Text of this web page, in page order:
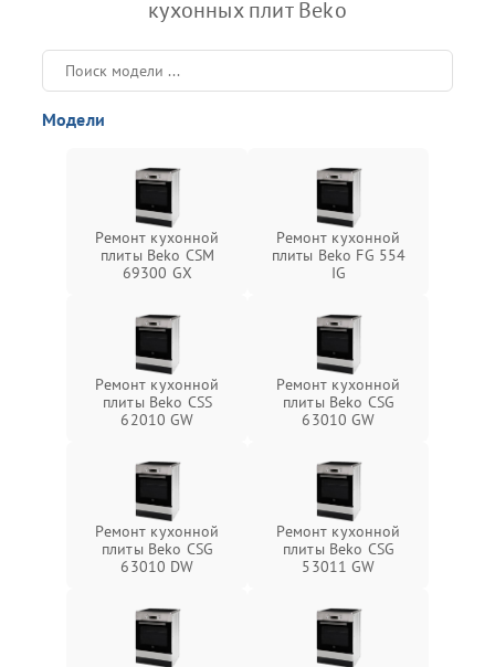
кухонных плит Beko
Модели
Ремонт кухонной
плиты Beko CSM
69300 GX
Ремонт кухонной
плиты Beko FG 554
IG
Ремонт кухонной
плиты Beko CSS
62010 GW
Ремонт кухонной
плиты Beko CSG
63010 GW
Ремонт кухонной
плиты Beko CSG
63010 DW
Ремонт кухонной
плиты Beko CSG
53011 GW